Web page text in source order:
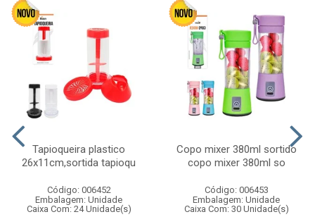
Tapioqueira plastico
26x11cm,sortida tapioqu
Código: 006452
Embalagem: Unidade
Caixa Com: 24 Unidade(s)
Copo mixer 380ml sortido
copo mixer 380ml so
Código: 006453
Embalagem: Unidade
Caixa Com: 30 Unidade(s)